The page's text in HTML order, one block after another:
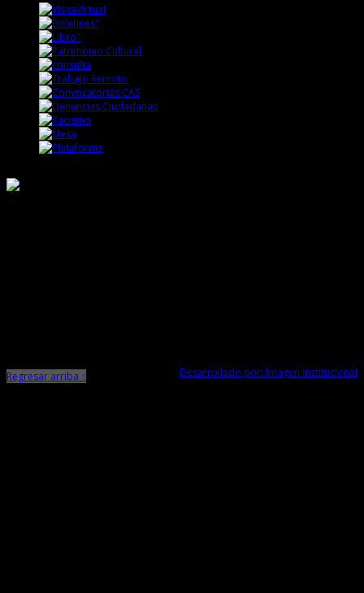
Desarrollado por: Imagen Institucional
Regresar arriba ↑